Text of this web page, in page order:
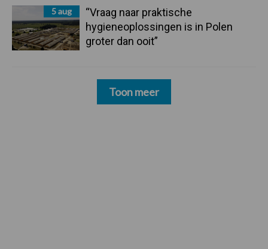
5 aug
“Vraag naar praktische
hygieneoplossingen is in Polen
groter dan ooit”
Toon meer